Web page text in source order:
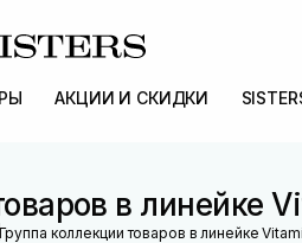
АКЦИИ И СКИДКИ
в линейке
|Группа коллекции товаров в линейке